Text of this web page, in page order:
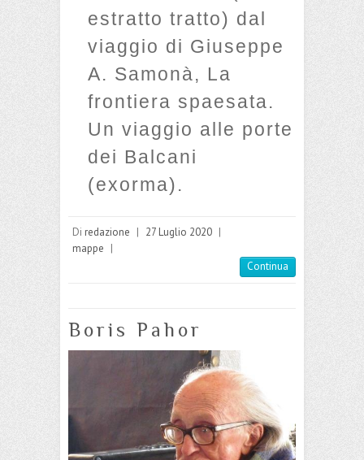
estratto tratto) dal
viaggio di Giuseppe
A. Samonà, La
frontiera spaesata.
Un viaggio alle porte
dei Balcani
(exorma).
Di redazione | 27 Luglio 2020 |
mappe |
Continua
Boris Pahor